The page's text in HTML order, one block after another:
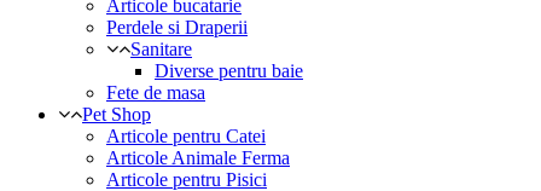
Articole bucatarie
Perdele si Draperii
Sanitare
Diverse pentru baie
Fete de masa
Pet Shop
Articole pentru Catei
Articole Animale Ferma
Articole pentru Pisici